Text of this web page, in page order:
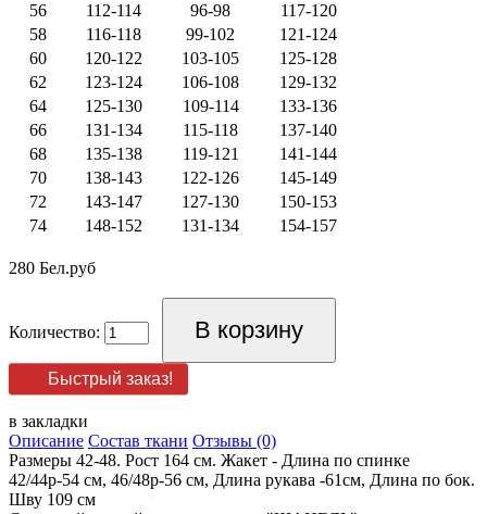
56
112-114 96-98
117-120
58
116-118 99-102
121-124
60
120-122 103-105
125-128
62
123-124 106-108
129-132
64
125-130 109-114
133-136
66
131-134 115-118
137-140
68
135-138 119-121
141-144
70
138-143 122-126
145-149
72
143-147 127-130
150-153
74
148-152 131-134 154-157
280 Бел.руб
Количество:
Быстрый заказ!
в закладки
Описание Состав ткани Отзывы (0)
Размеры 42-48. Рост 164 см. Жакет - Длина по спинке
42/44р-54 см, 46/48р-56 см, Длина рукава -61см, Длина по бок.
Шву 109 см